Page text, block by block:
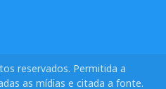
reservados. Permitida a
as mídias e citada a fonte.